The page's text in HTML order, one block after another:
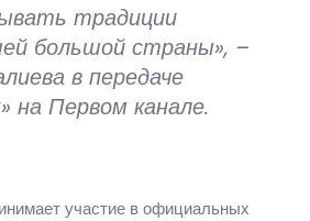
традиции
большой страны», –
в передаче
на Первом канале.
участие в официальных